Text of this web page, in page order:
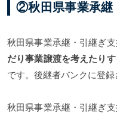
②秋田県事業承継
秋田県事業承継・引継ぎ支
だり事業譲渡を考えたり
です。後継者バンクに登録
秋田県事業承継・引継ぎ